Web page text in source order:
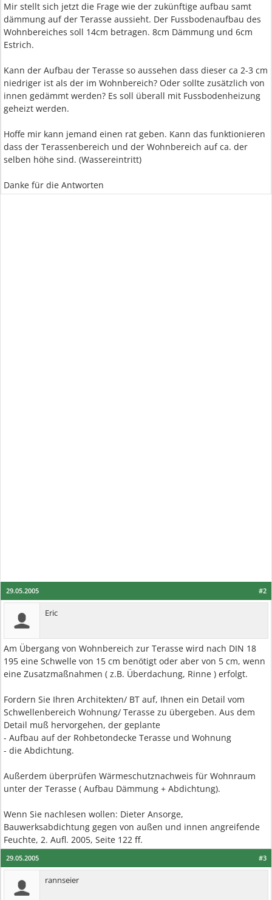
Mir stellt sich jetzt die Frage wie der zukünftige aufbau samt
dämmung auf der Terasse aussieht. Der Fussbodenaufbau des
Wohnbereiches soll 14cm betragen. 8cm Dämmung und 6cm
Estrich.
Kann der Aufbau der Terasse so aussehen dass dieser ca 2-3 cm
niedriger ist als der im Wohnbereich? Oder sollte zusätzlich von
innen gedämmt werden? Es soll überall mit Fussbodenheizung
geheizt werden.
Hoffe mir kann jemand einen rat geben. Kann das funktionieren
dass der Terassenbereich und der Wohnbereich auf ca. der
selben höhe sind. (Wassereintritt)
Danke für die Antworten
#2
29.05.2005
Eric
Am Übergang von Wohnbereich zur Terasse wird nach DIN 18
195 eine Schwelle von 15 cm benötigt oder aber von 5 cm, wenn
eine Zusatzmaßnahmen ( z.B. Überdachung, Rinne ) erfolgt.
Fordern Sie Ihren Architekten/ BT auf, Ihnen ein Detail vom
Schwellenbereich Wohnung/ Terasse zu übergeben. Aus dem
Detail muß hervorgehen, der geplante
- Aufbau auf der Rohbetondecke Terasse und Wohnung
- die Abdichtung.
Außerdem überprüfen Wärmeschutznachweis für Wohnraum
unter der Terasse ( Aufbau Dämmung + Abdichtung).
Wenn Sie nachlesen wollen: Dieter Ansorge,
Bauwerksabdichtung gegen von außen und innen angreifende
Feuchte, 2. Aufl. 2005, Seite 122 ff.
#3
29.05.2005
rannseier